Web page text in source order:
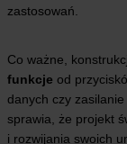
zastosowań.
Co ważne,
funkcje od
danych czy
sprawia, że projekt
i rozwijania swoich